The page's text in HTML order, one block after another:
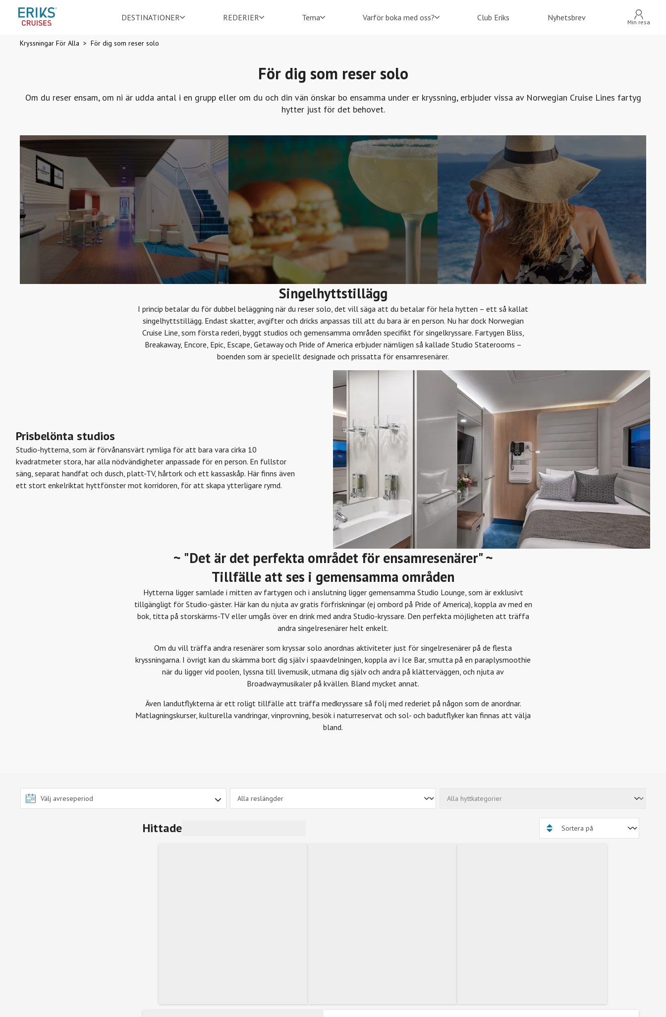
DESTINATIONER REDERIER Tema Varför boka med oss? Club Eriks Nyhetsbrev Min resa
Kryssningar För Alla För dig som reser solo
För dig som reser solo
Om du reser ensam, om ni är udda antal i en grupp eller om du och din vän önskar bo ensamma under er kryssning, erbjuder vissa av Norwegian Cruise Lines fartyg
hytter just för det behovet.
Singelhyttstillägg
I princip betalar du för dubbel beläggning när du reser solo, det vill säga att du betalar för hela hytten – ett så kallat
singelhyttstillägg. Endast skatter, avgifter och dricks anpassas till att du bara är en person. Nu har dock Norwegian
Cruise Line, som första rederi, byggt studios och gemensamma områden specifikt för singelkryssare. Fartygen Bliss,
Breakaway, Encore, Epic, Escape, Getaway och Pride of America erbjuder nämligen så kallade Studio Staterooms –
boenden som är speciellt designade och prissatta för ensamresenärer.
Prisbelönta studios
Studio-hytterna, som är förvånansvärt rymliga för att bara vara cirka 10
kvadratmeter stora, har alla nödvändigheter anpassade för en person. En fullstor
säng, separat handfat och dusch, platt-TV, hårtork och ett kassaskåp. Här finns även
ett stort enkelriktat hyttfönster mot korridoren, för att skapa ytterligare rymd.
~ "Det är det perfekta området för ensamresenärer" ~
Tillfälle att ses i gemensamma områden
Hytterna ligger samlade i mitten av fartygen och i anslutning ligger gemensamma Studio Lounge, som är exklusivt
tillgängligt för Studio-gäster. Här kan du njuta av gratis förfriskningar (ej ombord på Pride of America), koppla av med en
bok, titta på storskärms-TV eller umgås över en drink med andra Studio-kryssare. Den perfekta möjligheten att träffa
andra singelresenärer helt enkelt.
Om du vill träffa andra resenärer som kryssar solo anordnas aktiviteter just för singelresenärer på de flesta
kryssningarna. I övrigt kan du skämma bort dig själv i spaavdelningen, koppla av i Ice Bar, smutta på en paraplysmoothie
när du ligger vid poolen, lyssna till livemusik, utmana dig själv och andra på klätterväggen, och njuta av
Broadwaymusikaler på kvällen. Bland mycket annat.
Även landutflykterna är ett roligt tillfälle att träffa medkryssare så följ med rederiet på någon som de anordnar.
Matlagningskurser, kulturella vandringar, vinprovning, besök i naturreservat och sol- och badutflyker kan finnas att välja
bland.
Hittade